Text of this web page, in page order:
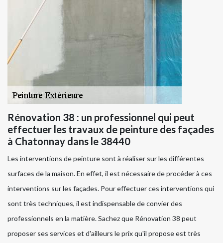
Rénovation 38 : un professionnel qui peut
effectuer les travaux de peinture des façades
à Chatonnay dans le 38440
Les interventions de peinture sont à réaliser sur les différentes
surfaces de la maison. En effet, il est nécessaire de procéder à ces
interventions sur les façades. Pour effectuer ces interventions qui
sont très techniques, il est indispensable de convier des
professionnels en la matière. Sachez que Rénovation 38 peut
proposer ses services et d'ailleurs le prix qu'il propose est très